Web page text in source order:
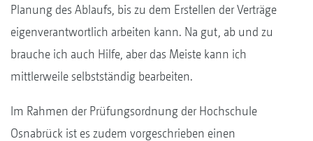
Planung des Ablaufs, bis zu dem Erstellen der Verträge
eigenverantwortlich arbeiten kann. Na gut, ab und zu
brauche ich auch Hilfe, aber das Meiste kann ich
mittlerweile selbstständig bearbeiten.
Im Rahmen der Prüfungsordnung der Hochschule
Osnabrück ist es zudem vorgeschrieben einen